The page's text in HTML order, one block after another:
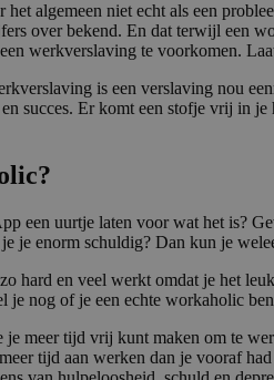
algemeen niet echt als een
over bekend. En dat terwijl een
werkverslaving te voorkomen.
is een verslaving nou
succes. Er komt een stofje vrij in
een uurtje laten voor wat het is?
je enorm schuldig? Dan kun je
hard en veel werkt omdat je het
je nog of je een echte workaholic
je meer tijd vrij kunt maken om te
tijd aan werken dan je vooraf